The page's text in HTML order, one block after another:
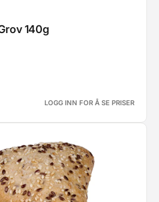
140g
LOGG INN FOR Å SE PRISER